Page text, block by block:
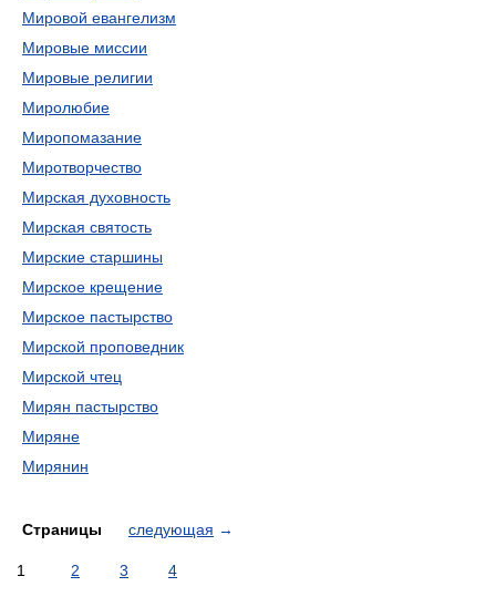
Мировой евангелизм
Мировые миссии
Мировые религии
Миролюбие
Миропомазание
Миротворчество
Мирская духовность
Мирская святость
Мирские старшины
Мирское крещение
Мирское пастырство
Мирской проповедник
Мирской чтец
Мирян пастырство
Миряне
Мирянин
Страницы следующая →
1 2 3 4